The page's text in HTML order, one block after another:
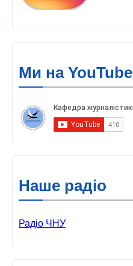
Ми на YouTube
Наше радіо
Радіо ЧНУ